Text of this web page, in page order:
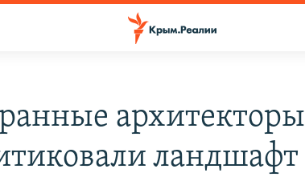
архитекторы
ландшафт